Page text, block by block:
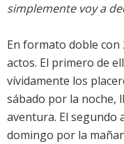
simplemente voy a
En formato doble con
actos. El primero de
vívidamente los
sábado por la noche,
aventura. El segundo
domingo por la